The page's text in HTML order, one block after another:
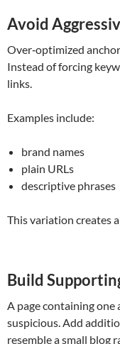
Avoid
Over‑optimized
Instead of forcing
links.
Examples include:
brand names
plain URLs
descriptive phrases
This variation creates
Build
A page containing one
suspicious. Add
resemble a small blog